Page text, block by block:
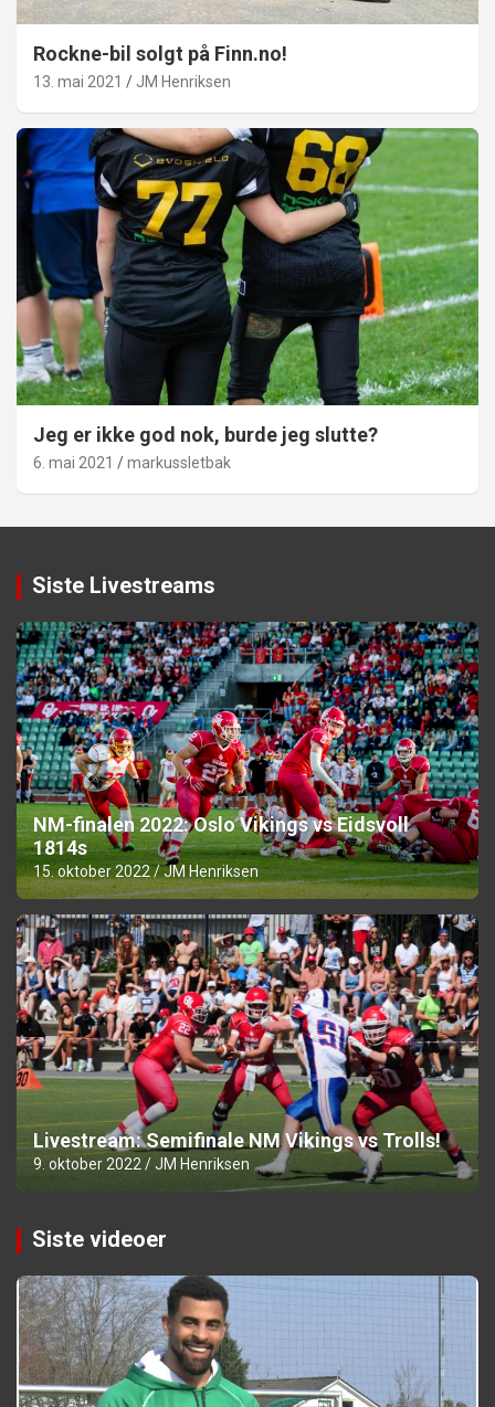
Rockne-bil solgt på Finn.no!
13. mai 2021 JM Henriksen
Jeg er ikke god nok, burde jeg slutte?
6. mai 2021 markussletbak
Siste Livestreams
NM-finalen 2022: Oslo Vikings vs Eidsvoll
1814s
15. oktober 2022 JM Henriksen
Livestream: Semifinale NM Vikings vs Trolls!
9. oktober 2022 JM Henriksen
Siste videoer